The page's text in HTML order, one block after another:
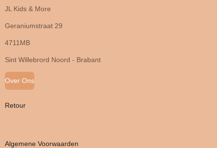
JL Kids & More
Geraniumstraat 29
4711MB
Sint Willebrord Noord - Brabant
Over Ons
Retour
Algemene Voorwaarden